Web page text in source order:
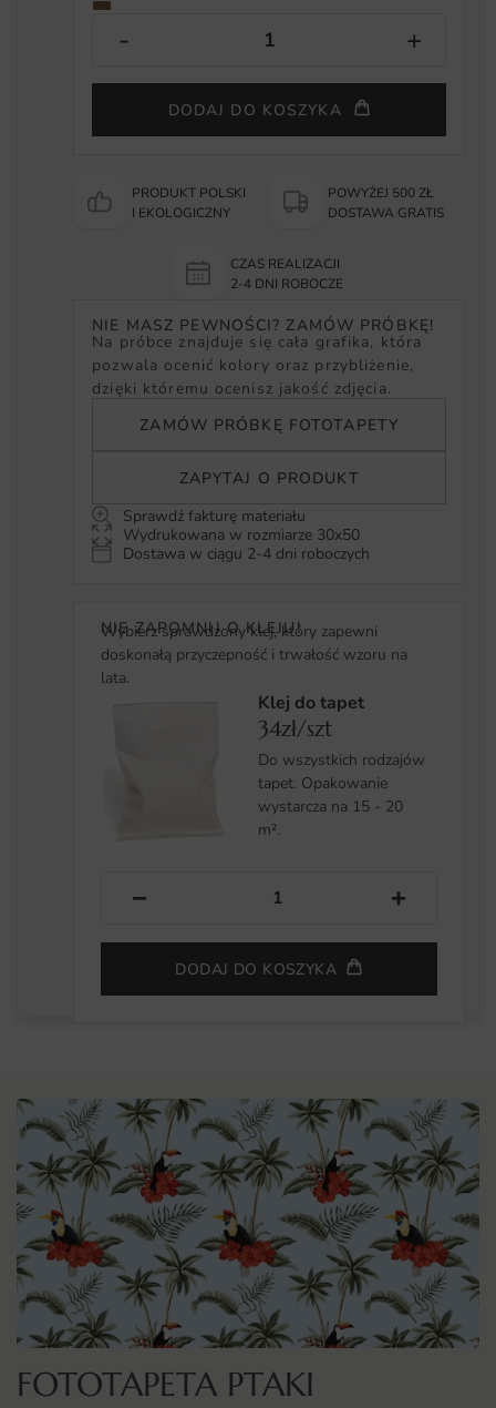
DODAJ DO KOSZYKA
PRODUKT POLSKI
I EKOLOGICZNY
POWYŻEJ 500 ZŁ
DOSTAWA GRATIS
CZAS REALIZACJI
2-4 DNI ROBOCZE
NIE MASZ PEWNOŚCI? ZAMÓW PRÓBKĘ!
Na próbce znajduje się cała grafika, która
pozwala ocenić kolory oraz przybliżenie,
dzięki któremu ocenisz jakość zdjęcia.
ZAMÓW PRÓBKĘ FOTOTAPETY
ZAPYTAJ O PRODUKT
Sprawdź fakturę materiału
Wydrukowana w rozmiarze 30x50
Dostawa w ciągu 2-4 dni roboczych
NIE ZAPOMNIJ O KLEJU!
Wybierz sprawdzony klej, który zapewni
doskonałą przyczepność i trwałość wzoru na
lata.
Klej do tapet
34zł/szt
Do wszystkich rodzajów
tapet. Opakowanie
wystarcza na 15 - 20
m².
− +
DODAJ DO KOSZYKA
FOTOTAPETA PTAKI